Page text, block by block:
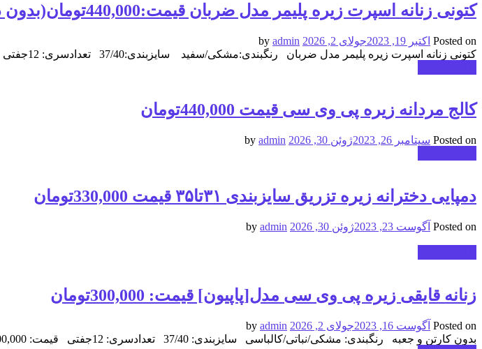
کتونی زنانه اسپرت زیره پلیمر مدل ضربان قیمت:440,000تومان(بدون دوخت) قیمت:450,000تومان(دوردوخت)
Posted on اکتبر 19, 2023 جولای 2, 2026
admin
کتونی زنانه اسپرت زیره پلیمر مدل ضربان رنگبندی:مشکی/سفید سایزبندی:37/40 تعدادسری: 12جفتی قیمت بدون دور دوخت:440,000تومان قیمت دوردوزی:450,000تومان
کالج مردانه زیره پی وی سی قیمت 440,000تومان
Posted on سپتامبر 26, 2023 ژوئن 30, 2026
admin
دمپایی دخترانه زیره تزريق سایزبندی ۳۱تا۳۵ قیمت 330,000تومان
Posted on آگوست 23, 2023 ژوئن 30, 2026 admin
زنانه قایقی زیره پی وی سی مدل[پاپیون] قیمت: 300,000تومان
Posted on آگوست 16, 2023 جولای 2, 2026
admin
بدون کارتن و جعبه رنگبندی: مشکی/نباتی/کالباسی سایزبندی: 37/40 تعدادسری: 12جفتی قیمت: 300,000تومان